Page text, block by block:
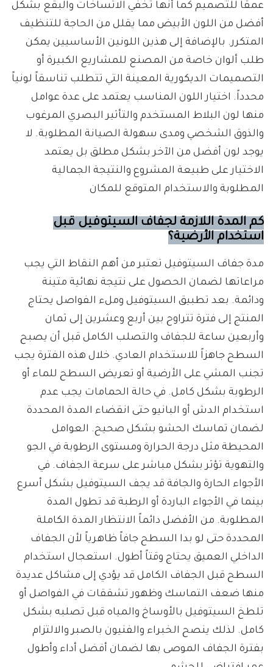
عمقاً للتصميم كما أنها تخفي الاتساخات والبقع بشكل
أفضل من اللون الأبيض مما يقلل من الحاجة للتنظيف
المتكرر. بالإضافة إلى هذين اللونين الأساسيين يمكن
طلب ألوان خاصة من المصنع للمشاريع الكبيرة أو
التصميمات الديكورية المعينة التي تتطلب تناسقاً لونياً
محدداً. اختيار اللون المناسب يعتمد على عدة عوامل
منها لون البلاط المستخدم والتأثير البصري المرغوب
والذوق الشخصي ومدى سهولة الصيانة المطلوبة. لا
يوجد لون أفضل من الآخر بشكل مطلق بل يعتمد
الاختيار على طبيعة المشروع والنتيجة الجمالية
المطلوبة والاستخدام المتوقع للمكان
كم المدة اللازمة لجفاف السيتوفيل قبل
استخدام الأرضية؟
مدة جفاف السيتوفيل تعتبر من أهم النقاط التي يجب
مراعاتها لضمان الحصول على نتيجة نهائية متينة
ودائمة. بعد تطبيق السيتوفيل وملء الفواصل يحتاج
المنتج إلى فترة تتراوح بين أربع وعشرين إلى ثمان
وأربعين ساعة للجفاف والتصلب الكامل قبل أن يصبح
السطح جاهزاً للاستخدام العادي. خلال هذه الفترة يجب
تجنب المشي على الأرضية أو تعريض السطح للماء أو
الرطوبة بشكل كامل. في حالة الحمامات يجب عدم
استخدام الدش أو البانيو حتى انقضاء المدة المحددة
لضمان تماسك الحشو بشكل صحيح. العوامل
المحيطة مثل درجة الحرارة ومستوى الرطوبة في الجو
والتهوية تؤثر بشكل مباشر على سرعة الجفاف. في
الأجواء الحارة والجافة قد يجف السيتوفيل بشكل أسرع
بينما في الأجواء الباردة أو الرطبة قد تطول المدة
المطلوبة. من الأفضل دائماً الانتظار المدة الكاملة
المحددة حتى لو بدا السطح جافاً ظاهرياً لأن الجفاف
الداخلي العميق يحتاج وقتاً أطول. استعجال استخدام
السطح قبل الجفاف الكامل قد يؤدي إلى مشاكل عديدة
منها ضعف التماسك وظهور تشققات في الفواصل أو
تلطخ السيتوفيل بالأوساخ والمياه قبل تصلبه بشكل
كامل. لذلك ينصح الخبراء والفنيون بالصبر والالتزام
بفترة الجفاف الموصى بها لضمان أفضل أداء وأطول